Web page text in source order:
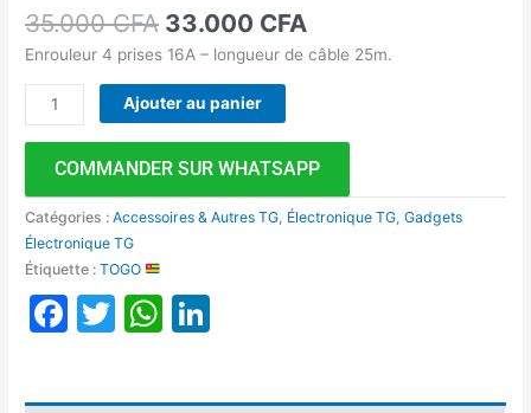
35.000CFA 33.000 CFA
Enrouleur 4 prises 16A – longueur de câble 25m.
Ajouter au panier
COMMANDER SUR WHATSAPP
Catégories :Accessoires & Autres TG Électronique TG ,Gadgets
Électronique TG
Étiquette :TOGO
Facebook
TwitterWhatsApp